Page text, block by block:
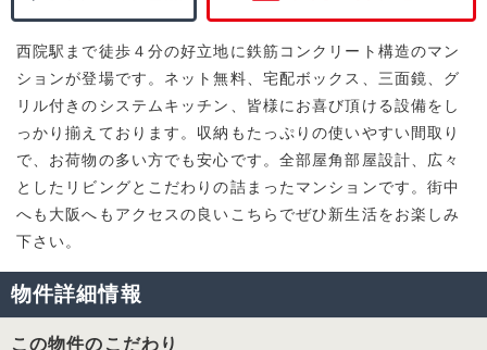
西院駅まで徒歩４分の好立地に鉄筋コンクリート構造のマン
ションが登場です。ネット無料、宅配ボックス、三面鏡、グ
リル付きのシステムキッチン、皆様にお喜び頂ける設備をし
っかり揃えております。収納もたっぷりの使いやすい間取り
で、お荷物の多い方でも安心です。全部屋角部屋設計、広々
としたリビングとこだわりの詰まったマンションです。街中
へも大阪へもアクセスの良いこちらでぜひ新生活をお楽しみ
下さい。
物件詳細情報
この物件のこだわり